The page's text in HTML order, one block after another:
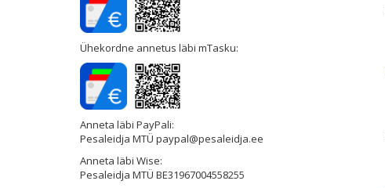
Ühekordne annetus läbi mTasku:
Anneta läbi PayPali:
Pesaleidja MTÜ paypal@pesaleidja.ee
Anneta läbi Wise:
Pesaleidja MTÜ BE31967004558255